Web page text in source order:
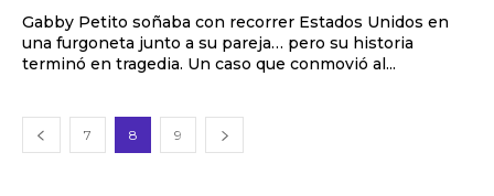
Gabby Petito soñaba con recorrer Estados Unidos en
una furgoneta junto a su pareja… pero su historia
terminó en tragedia. Un caso que conmovió al...
7 8 9